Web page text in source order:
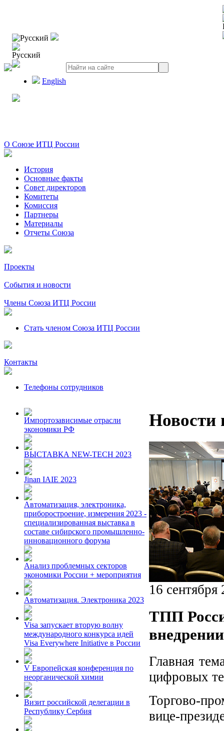
Русский
Русский
English
О Союзе ИТЦ России
История
Основные факты
Совет директоров
Комитеты
Комиссия
Партнеры
Материалы
Отчеты Союза
Проекты
События и новости
Члены Союза ИТЦ России
Стать членом Союза ИТЦ России
Контакты
Телефоны сотрудников
Импортозависимые отрасли
экономики РФ
ВЫСТАВКА NEW-TECH 2023
Jinan IAIE 2023
Автоматизация, электроника,
приборостроение, измерения 2023 -
специализированная выставка в
составе сибирского промышленно-
инновационного форума
Анализ проблемных секторов
экономики России + мероприятия
Автоматизация. Электроника 2023
Visa запускает вторую волну
международного конкурса идей
Visa Everywhere Initiative в России
V Европейская конференция по
неорганической химии
Визит российской делегации в
Республику Сербия
Новости
16 сентября
ТПП
Главная
цифровых
Торгово-
вице-